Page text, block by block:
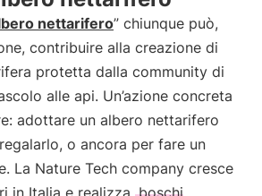
nettarifero” chiunque può,
contribuire alla creazione di
protetta dalla community di
alle api. Un’azione concreta
adottare un albero nettarifero
o ancora per fare un
La Nature Tech company cresce
in Italia e realizza boschi